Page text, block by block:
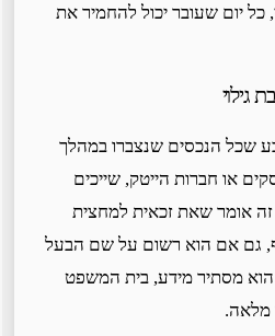
יום שעובר יכול להחמיר את
גילוי
שכל הנכסים שנצברו במהלך
או חברות הייטק, שייכים
אומר שאת זכאית למחצית
גם אם הוא רשום על שם הבעל
מסתיר מידע, בית המשפט
מלאה.